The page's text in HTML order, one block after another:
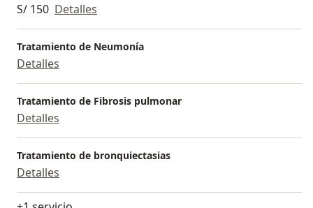
S/ 150 Detalles
Tratamiento de Neumonía
Detalles
Tratamiento de Fibrosis pulmonar
Detalles
Tratamiento de bronquiectasias
Detalles